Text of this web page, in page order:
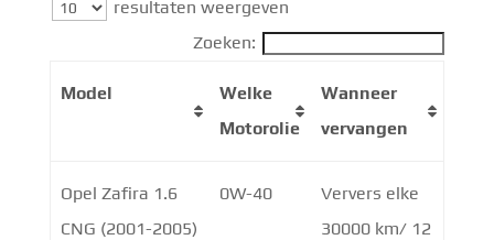
resultaten weergeven
Zoeken:
Model
Welke
Motorolie
Wanneer
vervangen
Opel Zafira 1.6
CNG (2001-2005)
0W-40
Ververs elke
30000 km/ 12